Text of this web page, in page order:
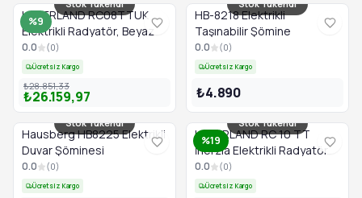
Stok Tükendi
%9
HAVERLAND RC08TTUK
Elektrikli Radyatör, Beyaz
0.0 (0)
Ücretsiz Kargo
₺28.851,33
₺26.159,97
Stok Tükendi
HB-8218 Elektrikli
Taşınabilir Şömine
0.0 (0)
Ücretsiz Kargo
₺4.890
Stok Tükendi
Hausberg HB8225 Elektrikli
Duvar Şöminesi
0.0 (0)
Ücretsiz Kargo
Stok Tükendi
%19
HAVERLAND RC 10 TT
İnerzia Elektrikli Radyatör
0.0 (0)
Ücretsiz Kargo